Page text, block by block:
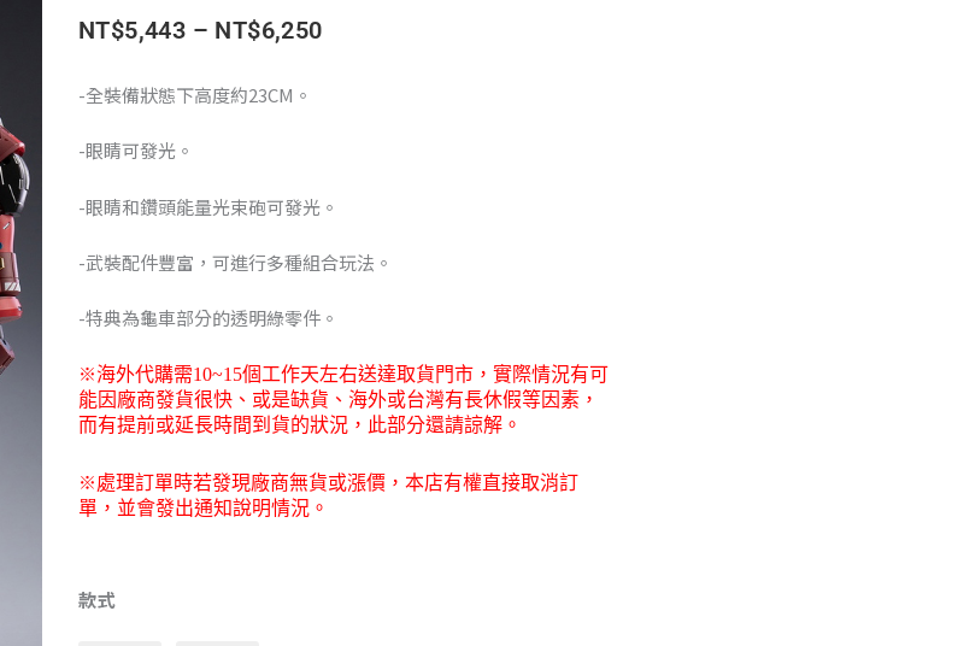
NT$5,443 – NT$6,250價
NT$5,443
到
NT$6,250
-全裝備狀態下高度約23CM。
-眼睛可發光。
-眼睛和鑽頭能量光束砲可發光。
-武裝配件豐富，可進行多種組合玩法。
-特典為龜車部分的透明綠零件。
※海外代購需10~15個工作天左右送達取貨門市， 實際情況有可
能因廠商發貨很快、或是缺貨、海外或台灣有長休假等因素，
而有提前或延長時間到貨的狀況，此部分還請諒解。
※處理訂單時若發現廠商無貨或漲價，本店有權直接取消訂
單，並會發出通知說明情況。
款式
火